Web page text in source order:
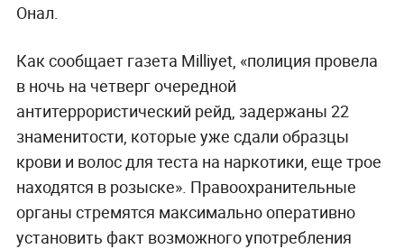
Онал.
Как сообщает газета Milliyet, «полиция провела
в ночь на четверг очередной
антитеррористический рейд, задержаны 22
знаменитости, которые уже сдали образцы
крови и волос для теста на наркотики, еще трое
находятся в розыске». Правоохранительные
органы стремятся максимально оперативно
установить факт возможного употребления